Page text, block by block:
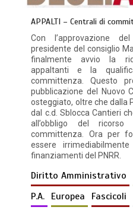
APPALTI – Centrali di
Con l’approvazione
presidente del consiglio
finalmente avvio la
appaltanti e la
committenza. Questo
pubblicazione del Nuovo
osteggiato, oltre che dalla
dal c.d. Sblocca Cantieri
all’obbligo del
committenza. Ora per
essere
finanziamenti del PNRR.
Diritto Amministrativo
P.A. Europea Fascicoli